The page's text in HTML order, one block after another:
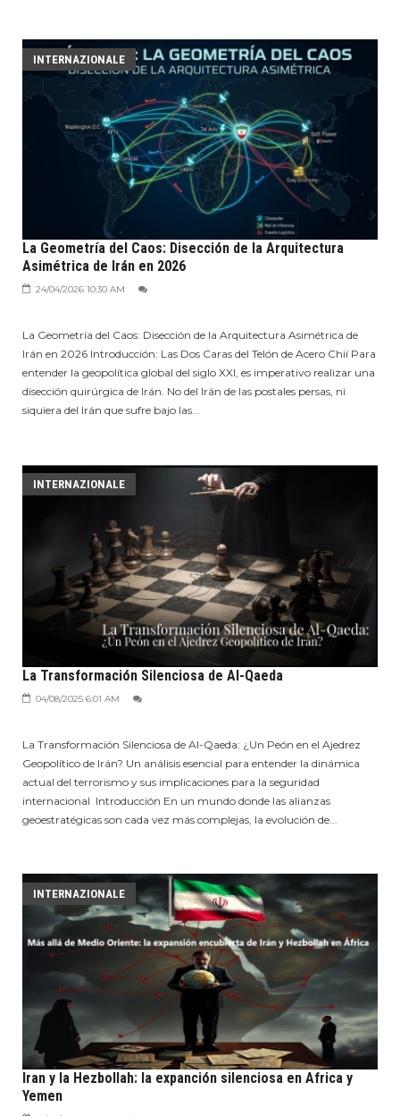
INTERNAZIONALE
La Geometría del Caos: Disección de la Arquitectura
Asimétrica de Irán en 2026
24/04/2026 10:30 AM
La Geometría del Caos: Disección de la Arquitectura Asimétrica de
Irán en 2026 Introducción: Las Dos Caras del Telón de Acero Chií Para
entender la geopolítica global del siglo XXI, es imperativo realizar una
disección quirúrgica de Irán. No del Irán de las postales persas, ni
siquiera del Irán que sufre bajo las...
INTERNAZIONALE
La Transformación Silenciosa de Al-Qaeda
04/08/2025 6:01 AM
La Transformación Silenciosa de Al-Qaeda: ¿Un Peón en el Ajedrez
Geopolítico de Irán? Un análisis esencial para entender la dinámica
actual del terrorismo y sus implicaciones para la seguridad
internacional Introducción En un mundo donde las alianzas
geoestratégicas son cada vez más complejas, la evolución de...
INTERNAZIONALE
Iran y la Hezbollah: la expanción silenciosa en Africa y
Yemen